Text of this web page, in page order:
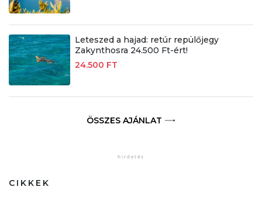
Leteszed a hajad: retúr repülőjegy
Zakynthosra 24.500 Ft-ért!
24.500 FT
ÖSSZES AJÁNLAT
CIKKEK